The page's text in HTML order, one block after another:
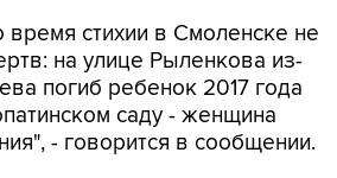
стихии в Смоленске не
на улице Рыленкова из-
погиб ребенок 2017 года
саду - женщина
- говорится в сообщении.